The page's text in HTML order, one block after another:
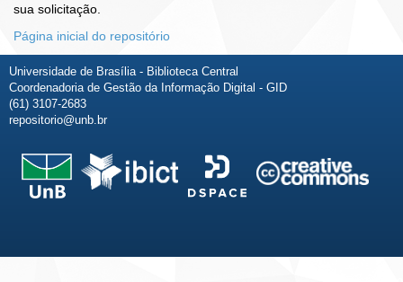
sua solicitação.
Página inicial do repositório
Universidade de Brasília - Biblioteca Central
Coordenadoria de Gestão da Informação Digital - GID
(61) 3107-2683
repositorio@unb.br